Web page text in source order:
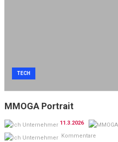
TECH
MMOGA Portrait
11.3.2026
Kommentare